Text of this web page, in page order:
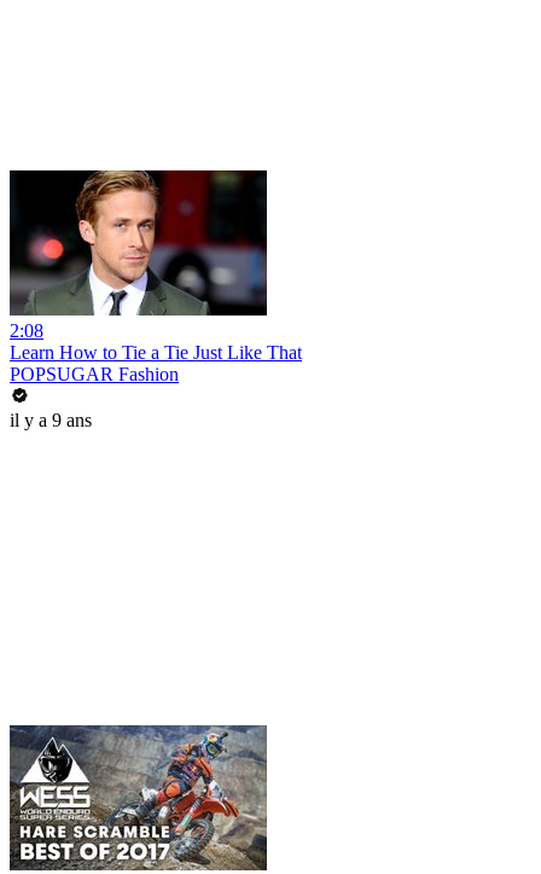
2:08
Learn How to Tie a Tie Just Like That
POPSUGAR Fashion
il y a 9 ans